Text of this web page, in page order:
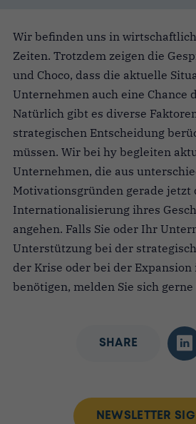
Wir befinden uns in
Zeiten. Trotzdem zeigen die
und Choco, dass die aktuelle
Unternehmen auch eine Chance
Natürlich gibt es diverse
strategischen Entscheidung
müssen. Wir bei hy begleiten
Unternehmen, die aus
Motivationsgründen gerade jetzt
Internationalisierung ihres
angehen. Falls Sie oder Ihr
Unterstützung bei der
der Krise oder bei der Expansion
benötigen, melden Sie sich gerne
SHARE
NEWSLETTER